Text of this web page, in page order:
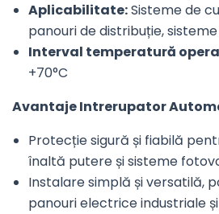
Aplicabilitate:Sisteme de
panouri de distribuție,
Interval temperatură
+70°C
Avantaje Intrerupator
Protecție sigură și fiabilă
înaltă putere și sisteme
Instalare simplă și versatilă,
panouri electrice industriale